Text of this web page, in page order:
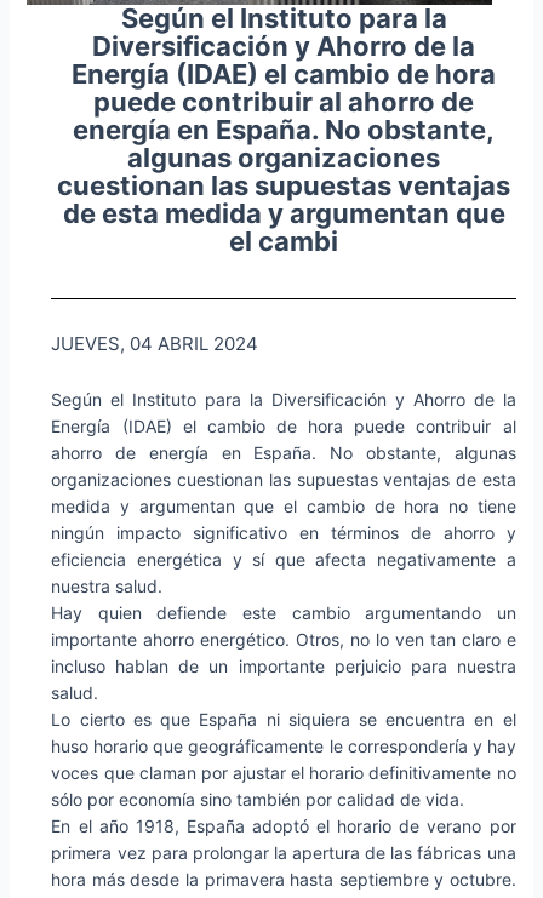
Según el Instituto para la
Diversificación y Ahorro de la
Energía (IDAE) el cambio de hora
puede contribuir al ahorro de
energía en España. No obstante,
algunas organizaciones
cuestionan las supuestas ventajas
de esta medida y argumentan que
el cambi
JUEVES, 04 ABRIL 2024
Según el Instituto para la Diversificación y Ahorro de la
Energía (IDAE) el cambio de hora puede contribuir al
ahorro de energía en España. No obstante, algunas
organizaciones cuestionan las supuestas ventajas de esta
medida y argumentan que el cambio de hora no tiene
ningún impacto significativo en términos de ahorro y
eficiencia energética y sí que afecta negativamente a
nuestra salud.
Hay quien defiende este cambio argumentando un
importante ahorro energético. Otros, no lo ven tan claro e
incluso hablan de un importante perjuicio para nuestra
salud.
Lo cierto es que España ni siquiera se encuentra en el
huso horario que geográficamente le correspondería y hay
voces que claman por ajustar el horario definitivamente no
sólo por economía sino también por calidad de vida.
En el año 1918, España adoptó el horario de verano por
primera vez para prolongar la apertura de las fábricas una
hora más desde la primavera hasta septiembre y octubre.